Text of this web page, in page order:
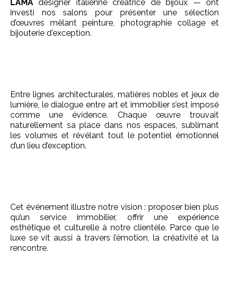
LAMAdesigner italienne créatrice de bijoux — ont
investi nos salons pour présenter une sélection
d’œuvres mêlant peinture, photographie collage et
bijouterie d'exception.
Entre lignes architecturales, matières nobles et jeux de
lumière, le dialogue entre art et immobilier s’est imposé
comme une évidence. Chaque œuvre trouvait
naturellement sa place dans nos espaces, sublimant
les volumes et révélant tout le potentiel émotionnel
d’un lieu d’exception.
Cet événement illustre notre vision : proposer bien plus
qu’un service immobilier, offrir une expérience
esthétique et culturelle à notre clientèle. Parce que le
luxe se vit aussi à travers l’émotion, la créativité et la
rencontre.